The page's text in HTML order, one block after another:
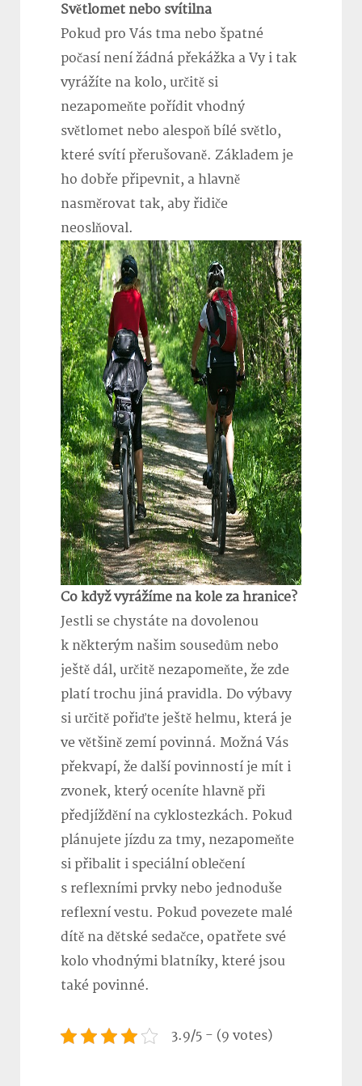
Světlomet nebo svítilna
Pokud pro Vás tma nebo špatné
počasí není žádná překážka a Vy i tak
vyrážíte na kolo, určitě si
nezapomeňte pořídit vhodný
světlomet nebo alespoň bílé světlo,
které svítí přerušovaně. Základem je
ho dobře připevnit, a hlavně
nasměrovat tak, aby řidiče
neoslňoval.
Co když vyrážíme na kole za hranice?
Jestli se chystáte na dovolenou
k některým našim sousedům nebo
ještě dál, určitě nezapomeňte, že zde
platí trochu jiná pravidla. Do výbavy
si určitě pořiďte ještě helmu, která je
ve většině zemí povinná. Možná Vás
překvapí, že další povinností je mít i
zvonek, který oceníte hlavně při
předjíždění na cyklostezkách. Pokud
plánujete jízdu za tmy, nezapomeňte
si přibalit i speciální oblečení
s reflexními prvky nebo jednoduše
reflexní vestu. Pokud povezete malé
dítě na dětské sedačce, opatřete své
kolo vhodnými blatníky, které jsou
také povinné.
3.9/5 - (9 votes)